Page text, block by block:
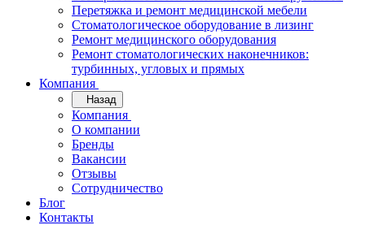
Перетяжка и ремонт медицинской мебели
Стоматологическое оборудование в лизинг
Ремонт медицинского оборудования
Ремонт стоматологических наконечников:
турбинных, угловых и прямых
Компания
Назад
Компания
О компании
Бренды
Вакансии
Отзывы
Сотрудничество
Блог
Контакты